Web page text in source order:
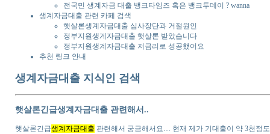
전국민 생계자금 대출 뱅크타임즈 혹은 뱅크투데이 ? wanna
생계자금대출 관련 카페 검색
햇살론생계자금대출 심사장단과 거절원인
정부지원생계자금대출 햇살론 받았습니다
정부지원생계자금대출 저금리로 성공했어요
추천 링크 안내
생계자금대출 지식인 검색
햇살론긴급생계자금대출 관련해서..
햇살론긴급생계자금대출 관련해서 궁금해서요… 현재 제가 기대출이 약 3천정